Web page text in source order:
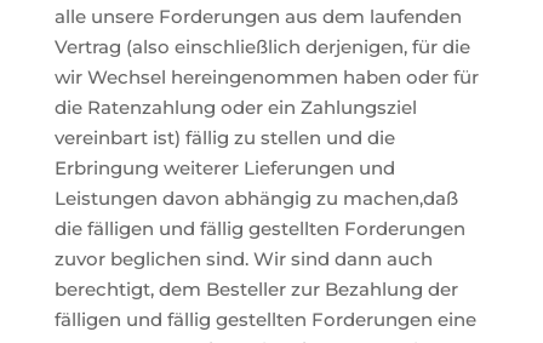
alle unsere Forderungen aus dem laufenden
Vertrag (also einschließlich derjenigen, für die
wir Wechsel hereingenommen haben oder für
die Ratenzahlung oder ein Zahlungsziel
vereinbart ist) fällig zu stellen und die
Erbringung weiterer Lieferungen und
Leistungen davon abhängig zu machen,daß
die fälligen und fällig gestellten Forderungen
zuvor beglichen sind. Wir sind dann auch
berechtigt, dem Besteller zur Bezahlung der
fälligen und fällig gestellten Forderungen eine